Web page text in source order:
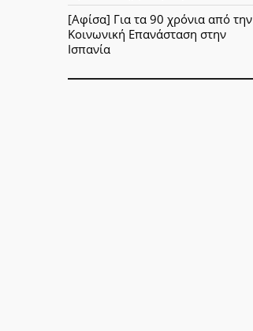
[Αφίσα] Για τα 90 χρόνια από την
Κοινωνική Επανάσταση στην
Ισπανία